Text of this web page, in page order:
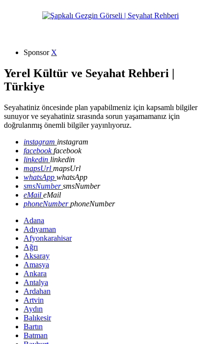
Sponsor X
Yerel Kültür ve Seyahat Rehberi |
Türkiye
Seyahatiniz öncesinde plan yapabilmeniz için kapsamlı bilgiler
sunuyor ve seyahatiniz sırasında sorun yaşamamanız için
doğrulanmış önemli bilgiler yayınlıyoruz.
instagram instagram
facebookfacebook
linkedin linkedin
mapsUrl mapsUrl
whatsApp whatsApp
smsNumbersmsNumber
eMail eMail
phoneNumberphoneNumber
Adana
Adıyaman
Afyonkarahisar
Ağrı
Aksaray
Amasya
Ankara
Antalya
Ardahan
Artvin
Aydın
Balıkesir
Bartın
Batman